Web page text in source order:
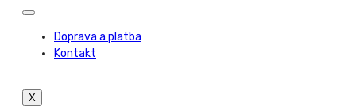
Doprava a platba
Kontakt
X